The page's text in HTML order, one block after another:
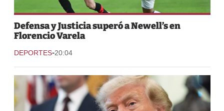
Defensa y Justicia superó a Newell’s en
Florencio Varela
DEPORTES-20:04